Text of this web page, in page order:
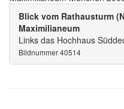
Blick vom Rathausturm
Maximilianeum
Links das Hochhaus
Bildnummer 40514